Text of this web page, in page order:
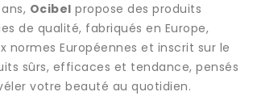
Ocibel propose des produits
de qualité, fabriqués en Europe,
normes Européennes et inscrit sur le
sûrs, efficaces et tendance, pensés
votre beauté au quotidien.